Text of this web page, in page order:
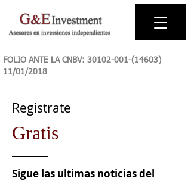
FOLIO ANTE LA CNBV: 30102-001-(14603)
11/01/2018
Registrate
Gratis
Sigue las ultimas noticias del